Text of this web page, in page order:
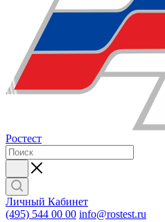
Ростест
Личный Кабинет
(495) 544 00 00 info@rostest.ru